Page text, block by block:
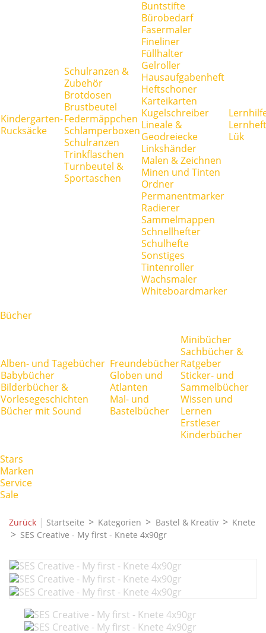
Kindergarten-
Rucksäcke
Schulranzen &
Zubehör
Brotdosen
Brustbeutel
Federmäppchen
Schlamperboxen
Schulranzen
Trinkflaschen
Turnbeutel &
Sportaschen
Buntstifte
Bürobedarf
Fasermaler
Fineliner
Füllhalter
Gelroller
Hausaufgabenheft
Heftschoner
Karteikarten
Kugelschreiber
Lineale &
Geodreiecke
Linkshänder
Malen & Zeichnen
Minen und Tinten
Ordner
Permanentmarker
Radierer
Sammelmappen
Schnellhefter
Schulhefte
Sonstiges
Tintenroller
Wachsmaler
Whiteboardmarker
Lük
Bücher
Alben- und Tagebücher
Babybücher
Bilderbücher &
Vorlesegeschichten
Bücher mit Sound
Freundebücher
Globen und
Atlanten
Mal- und
Bastelbücher
Minibücher
Sachbücher &
Ratgeber
Sticker- und
Sammelbücher
Wissen und
Lernen
Erstleser
Kinderbücher
Stars
Marken
Service
Sale
Zurück | Startseite Kategorien Bastel & Kreativ
Knete
SES Creative - My first - Knete 4x90gr